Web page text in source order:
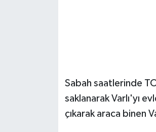
Sabah saatlerinde
saklanarak Varlı'yı
çıkarak araca binen